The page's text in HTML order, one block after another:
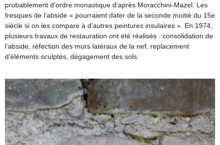
probablement d’ordre monastique d’après Moracchini-Mazel. Les
fresques de l’abside « pourraient dater de la seconde moitié du 15e
siècle si on les compare à d’autres peintures insulaires ». En 1974,
plusieurs travaux de restauration ont été réalisés : consolidation de
l’abside, réfection des murs latéraux de la nef, replacement
d’éléments sculptés, dégagement des sols.